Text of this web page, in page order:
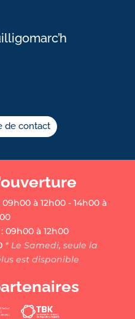
de contact
à 12h00 - 14h00 à
09h00 à 12h00
* Le Samedi, seule la
est disponible